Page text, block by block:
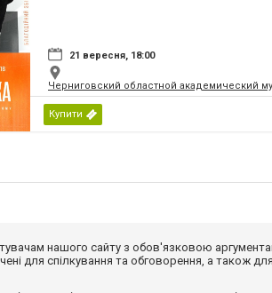
21 вересня, 18:00
Черниговский областной академический
Купити
нашого сайту з обов'язковою
для спілкування та обговорення, а також для